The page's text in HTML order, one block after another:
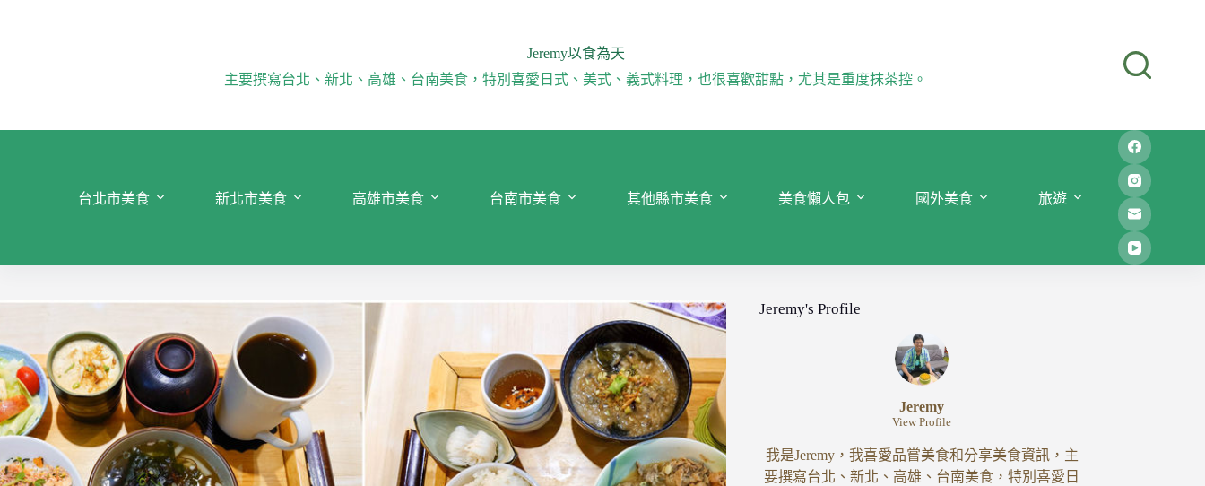
Jeremy以食為天
主要撰寫台北、新北、高雄、台南美食，特別喜愛日式、美式、義式料理，也很喜歡甜點，尤其是重度抹茶控。
台北市美食 新北市美食 高雄市美食 台南市美食 其他縣市美食 美食懶人包 國外美食 旅遊
Jeremy's Profile
Jeremy
View Profile
我是Jeremy，我喜愛品嘗美食和分享美食資訊，主
要撰寫台北、新北、高雄、台南美食，特別喜愛日